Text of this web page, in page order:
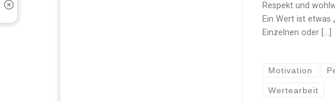
Respekt und
Ein Wert ist etwas
Einzelnen oder […]
Motivation
Wertearbeit